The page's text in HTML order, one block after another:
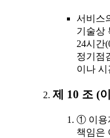
서비스
기술상
24시간
정기점
이나
제 10 조 (
① 이용
책임은